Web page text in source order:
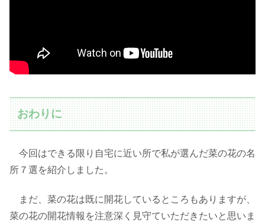
おわりに
今回はできる限り自宅に近い所で私が選んだ菜の花の名
所７選を紹介しました。
まだ、菜の花は既に開花しているところもありますが、
菜の花の開花情報を注意深く見守ていただきたいと思いま